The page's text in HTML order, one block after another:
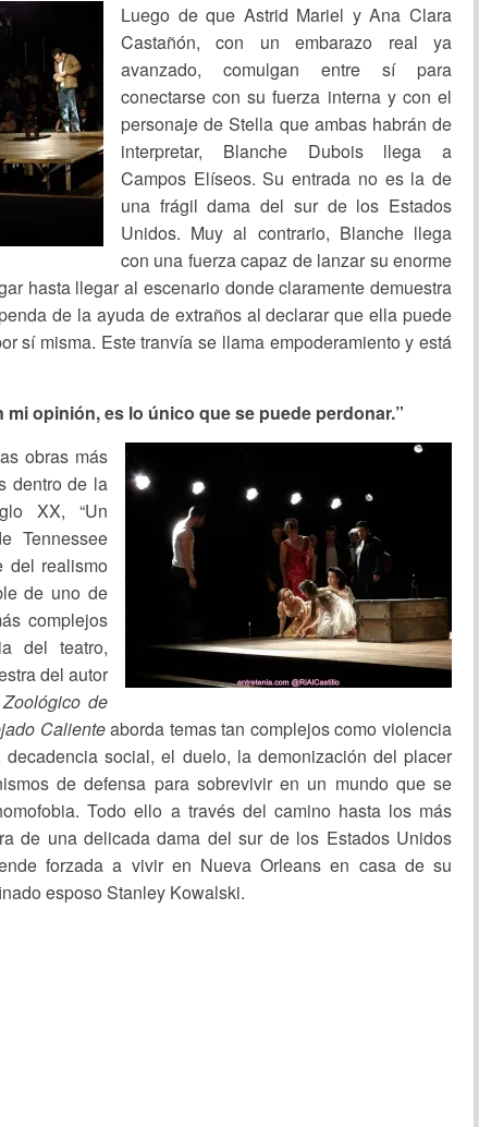
Luego de que Astrid Mariel y Ana Clara
Castañón, con un embarazo real ya
avanzado, comulgan entre sí para
conectarse con su fuerza interna y con el
personaje de Stella que ambas habrán de
interpretar, Blanche Dubois llega a
Campos Elíseos. Su entrada no es la de
una frágil dama del sur de los Estados
Unidos. Muy al contrario, Blanche llega
con una fuerza capaz de lanzar su enorme
hasta llegar al escenario donde claramente demuestra
de la ayuda de extraños al declarar que ella puede
sí misma. Este tranvía se llama empoderamiento y está
mi opinión, es lo único que se puede perdonar.”
obras más
dentro de la
XX, “Un
Tennessee
del realismo
de uno de
complejos
del teatro,
del autor
de
Calienteaborda temas tan complejos como violencia
decadencia social, el duelo, la demonización del placer
de defensa para sobrevivir en un mundo que se
Todo ello a través del camino hasta los más
de una delicada dama del sur de los Estados Unidos
forzada a vivir en Nueva Orleans en casa de su
esposo Stanley Kowalski.